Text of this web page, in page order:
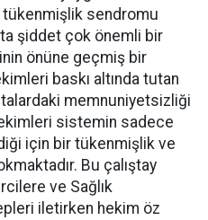
tükenmişlik sendromu
şiddet çok önemli bir
önüne geçmiş bir
baskı altında tutan
memnuniyetsizliği
sistemin sadece
için bir tükenmişlik ve
Bu çalıştay
ve Sağlık
iletirken hekim öz